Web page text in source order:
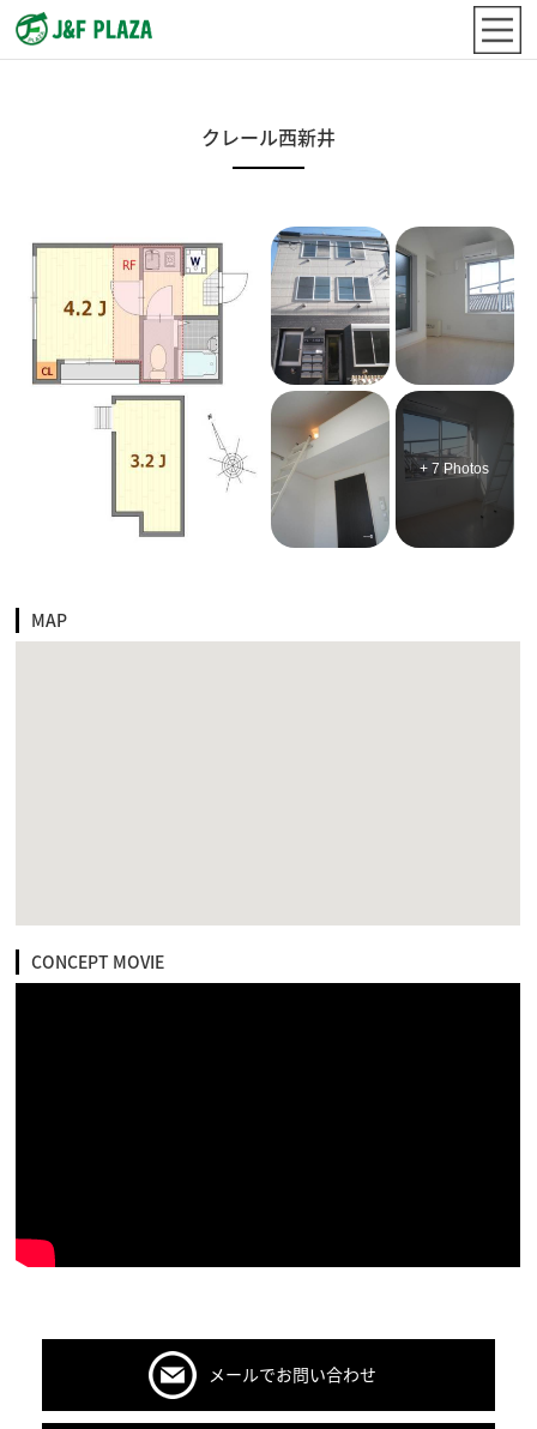
クレール西新井
+ 7 Photos
MAP
CONCEPT MOVIE
メールでお問い合わせ